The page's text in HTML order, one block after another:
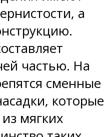
а
частью. На
сменные
которые
мягких